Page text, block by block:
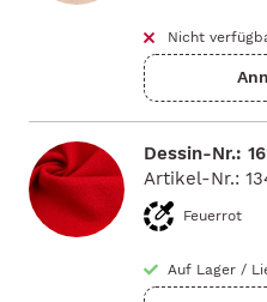
Nicht
Dessin-Nr.:
Artikel-Nr.:
Feuerrot
Auf Lager /